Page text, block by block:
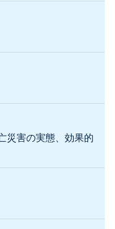
災害の実態、効果的